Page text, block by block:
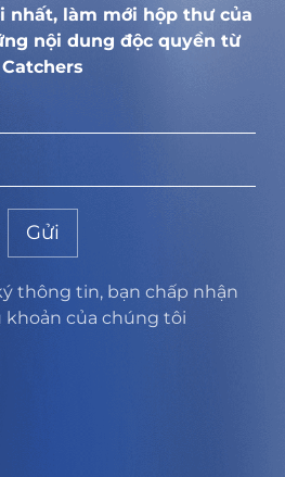
nhất, làm mới hộp thư của
nội dung độc quyền từ
Catchers
Gửi
thông tin, bạn chấp nhận
của chúng tôi